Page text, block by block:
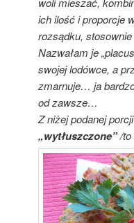
ich ilość i proporcje
rozsądku,
Nazwałam je
swojej lodówce, a
zmarnuje… ja
od zawsze…
Z niżej podanej
„wytłuszczone”/to